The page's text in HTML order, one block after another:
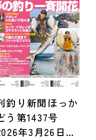
釣り新聞ほっか
う第1437号
年3月26日発